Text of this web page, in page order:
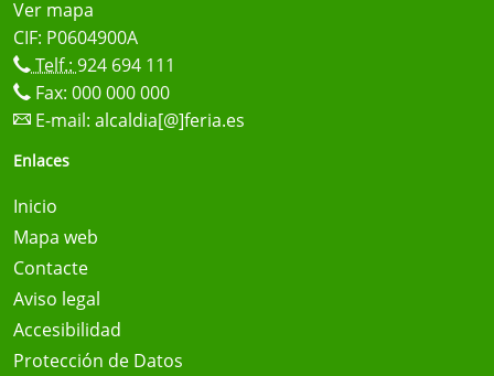
Ver mapa
CIF: P0604900A
Telf.: 924 694 111
Fax: 000 000 000
E-mail: alcaldia[@]feria.es
Enlaces
Inicio
Mapa web
Contacte
Aviso legal
Accesibilidad
Protección de Datos